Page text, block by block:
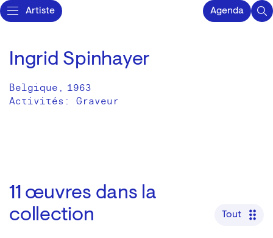
Artiste Agenda
Ingrid Spinhayer
Belgique , 1963
Activités: Graveur
11 œuvres dans la
collection
Tout